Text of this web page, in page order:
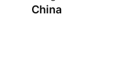
China